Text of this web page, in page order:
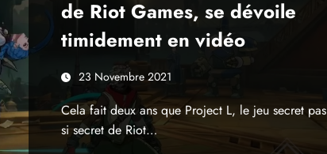
de Riot Games, se dévoile
timidement en vidéo
23 Novembre 2021
Cela fait deux ans que Project L, le jeu secret pas
si secret de Riot…